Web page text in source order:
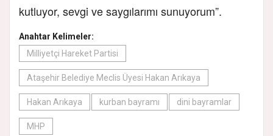
kutluyor, sevgi ve saygılarımı sunuyorum”.
Anahtar Kelimeler:
Milliyetçi Hareket Partisi
Ataşehir Belediye Meclis Üyesi Hakan Arıkaya
Hakan Arıkaya kurban bayramı dini bayramlar
MHP